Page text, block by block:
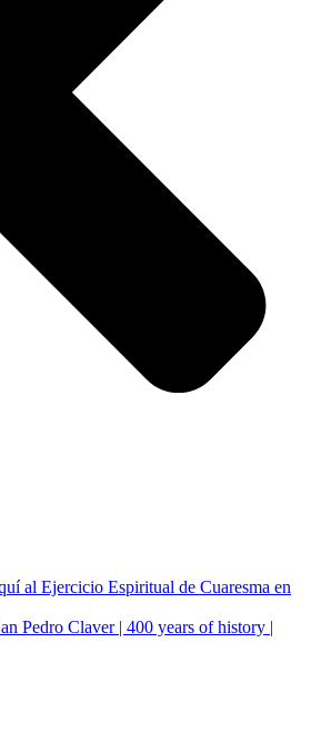
al Ejercicio Espiritual de Cuaresma en
Pedro Claver | 400 years of history |